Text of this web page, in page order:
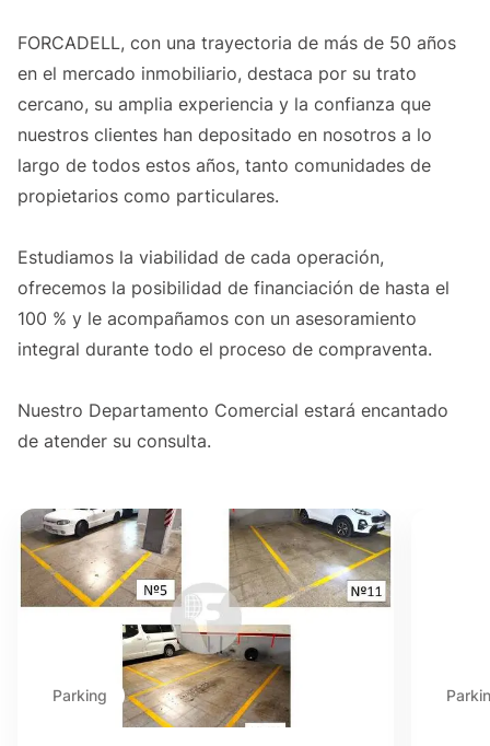
FORCADELL, con una trayectoria de más de 50 años
en el mercado inmobiliario, destaca por su trato
cercano, su amplia experiencia y la confianza que
nuestros clientes han depositado en nosotros a lo
largo de todos estos años, tanto comunidades de
propietarios como particulares.
Estudiamos la viabilidad de cada operación,
ofrecemos la posibilidad de financiación de hasta el
100 % y le acompañamos con un asesoramiento
integral durante todo el proceso de compraventa.
Nuestro Departamento Comercial estará encantado
de atender su consulta.
Parking